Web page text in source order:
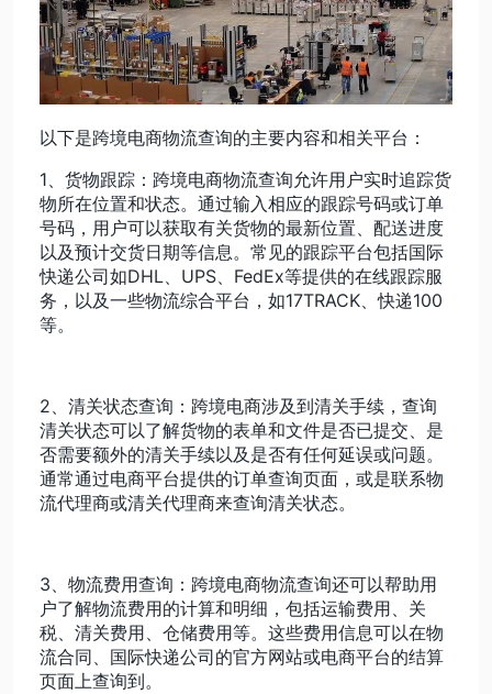
以下是跨境电商物流查询的主要内容和相关平台：
1、货物跟踪：跨境电商物流查询允许用户实时追踪货
物所在位置和状态。通过输入相应的跟踪号码或订单
号码，用户可以获取有关货物的最新位置、配送进度
以及预计交货日期等信息。常见的跟踪平台包括国际
快递公司如DHL、UPS、FedEx等提供的在线跟踪服
务，以及一些物流综合平台，如17TRACK、快递100
等。
2、清关状态查询：跨境电商涉及到清关手续，查询
清关状态可以了解货物的表单和文件是否已提交、是
否需要额外的清关手续以及是否有任何延误或问题。
通常通过电商平台提供的订单查询页面，或是联系物
流代理商或清关代理商来查询清关状态。
3、物流费用查询：跨境电商物流查询还可以帮助用
户了解物流费用的计算和明细，包括运输费用、关
税、清关费用、仓储费用等。这些费用信息可以在物
流合同、国际快递公司的官方网站或电商平台的结算
页面上查询到。